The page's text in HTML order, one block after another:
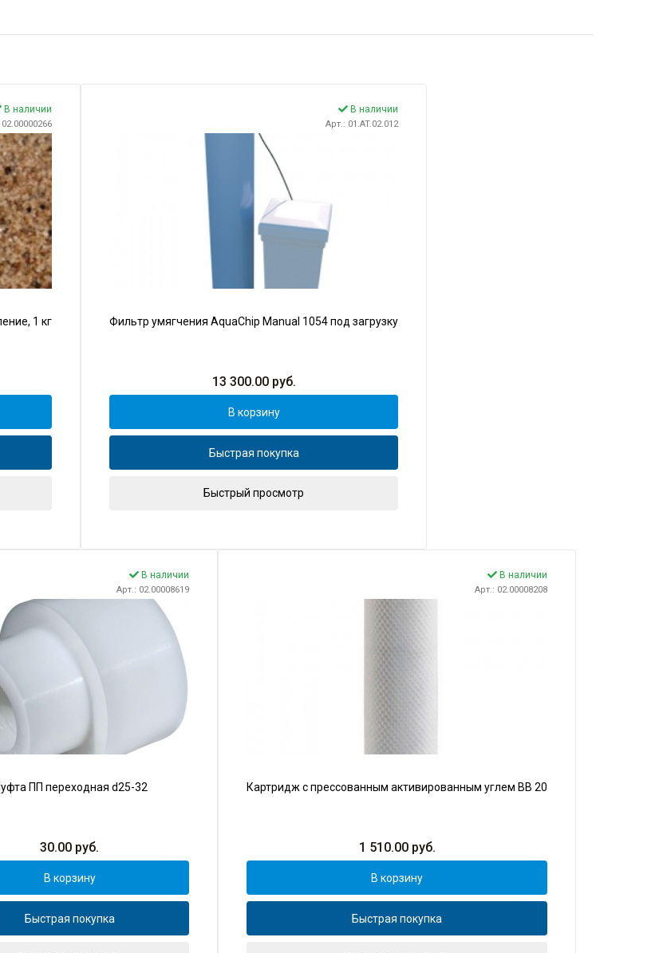
В наличии
1 кг
В наличии
Арт.: 01.AT.02.012
Фильтр умягчения AquaChip Manual 1054 под загрузку
13 300.00руб.
В корзину
Быстрая покупка
Быстрый просмотр
В наличии
Арт.: 02.00008619
ПП переходная d25-32
30.00 руб.
В корзину
Быстрая покупка
В наличии
Арт.: 02.00008208
Картридж с прессованным активированным углем BB 20
1 510.00руб.
В корзину
Быстрая покупка